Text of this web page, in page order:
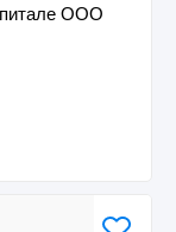
ООО